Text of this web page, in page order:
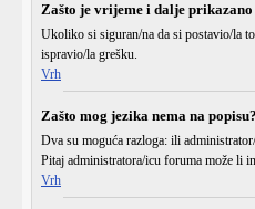
Zašto je vrijeme i dalje
Ukoliko si siguran/na da si postavio/la
ispravio/la grešku.
Vrh
Zašto mog jezika nema na popisu?
Dva su moguća razloga: ili
Pitaj administratora/icu foruma može li
Vrh